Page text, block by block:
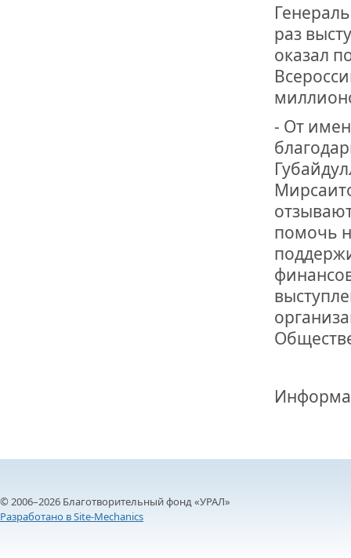
раз
оказал
- От
помочь
© 2006–2026 Благотворительный фонд «УРАЛ»
Разработано в Site-Mechanics